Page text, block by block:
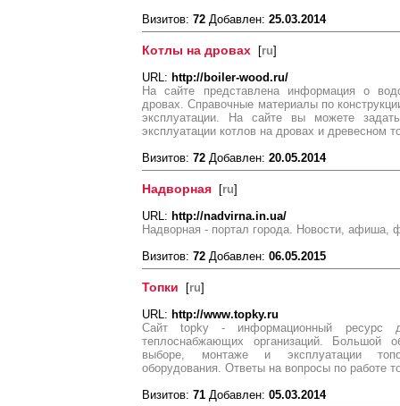
Визитов: 72 Добавлен: 25.03.2014
Котлы на дровах [ru]
URL: http://boiler-wood.ru/
На сайте представлена информация о
дровах. Справочные материалы по
эксплуатации. На сайте вы можете
эксплуатации котлов на дровах и древесном
Визитов: 72 Добавлен: 20.05.2014
Надворная [ru]
URL: http://nadvirna.in.ua/
Надворная - портал города. Новости, афиша,
Визитов: 72 Добавлен: 06.05.2015
Топки [ru]
URL: http://www.topky.ru
Сайт topky - информационный ресурс
теплоснабжающих организаций. Большой
выборе, монтаже и эксплуатации
оборудования. Ответы на вопросы по
Визитов: 71 Добавлен: 05.03.2014